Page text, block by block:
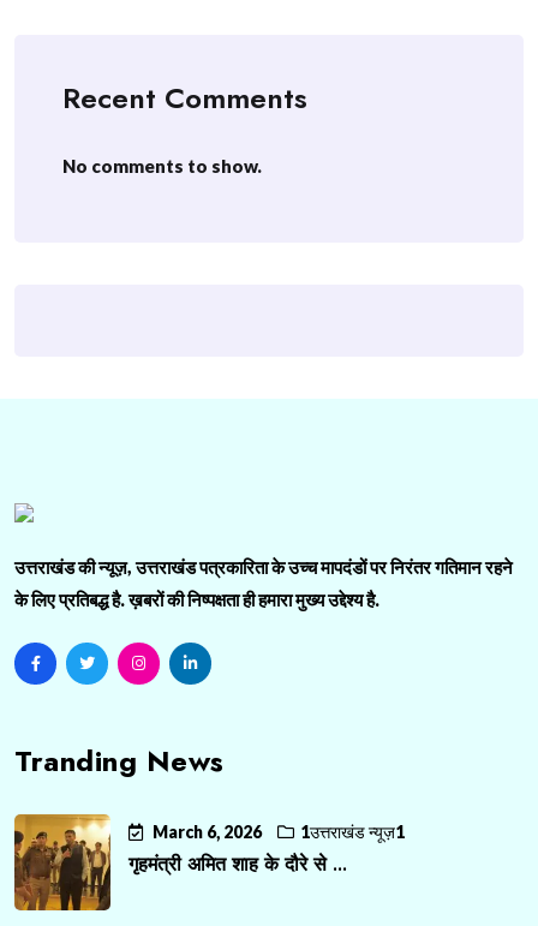
Recent Comments
No comments to show.
उत्तराखंड की न्यूज़, उत्तराखंड पत्रकारिता के उच्च मापदंडों पर निरंतर गतिमान रहने
के लिए प्रतिबद्ध है. ख़बरों की निष्पक्षता ही हमारा मुख्य उद्देश्य है.
Tranding News
March 6, 2026 1उत्तराखंड न्यूज़1
गृहमंत्री अमित शाह के दौरे से ...